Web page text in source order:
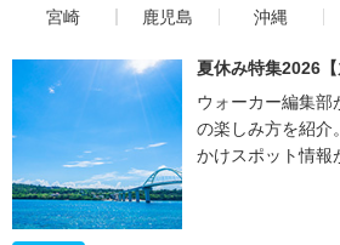
宮崎
鹿児島 沖縄
夏休み特集2026【
ウォーカー編集部
の楽しみ方を紹介
かけスポット情報